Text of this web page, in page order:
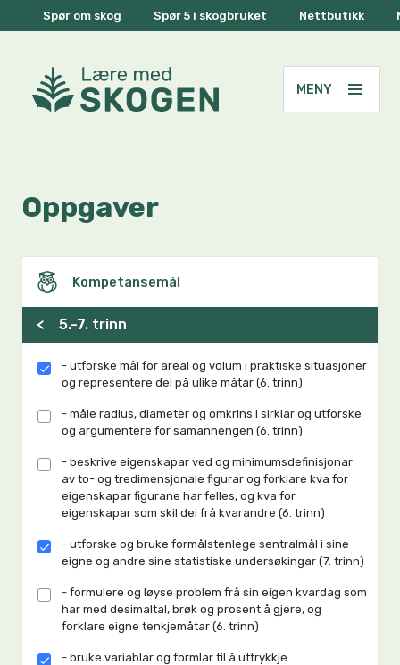
Spør om skog Spør 5 i skogbruket Nettbutikk
Oppgaver
Kompetansemål
< 5.-7. trinn
- utforske mål for areal og volum i praktiske situasjoner
og representere dei på ulike måtar (6. trinn)
- måle radius, diameter og omkrins i sirklar og utforske
og argumentere for samanhengen (6. trinn)
- beskrive eigenskapar ved og minimumsdefinisjonar
av to- og tredimensjonale figurar og forklare kva for
eigenskapar figurane har felles, og kva for
eigenskapar som skil dei frå kvarandre (6. trinn)
- utforske og bruke formålstenlege sentralmål i sine
eigne og andre sine statistiske undersøkingar (7. trinn)
- formulere og løyse problem frå sin eigen kvardag som
har med desimaltal, brøk og prosent å gjere, og
forklare eigne tenkjemåtar (6. trinn)
- bruke variablar og formlar til å uttrykkje